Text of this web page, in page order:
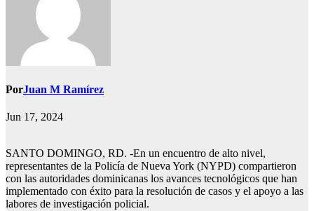
PorJuan M Ramírez
Jun 17, 2024
SANTO DOMINGO, RD. -En un encuentro de alto nivel,
representantes de la Policía de Nueva York (NYPD) compartieron
con las autoridades dominicanas los avances tecnológicos que han
implementado con éxito para la resolución de casos y el apoyo a las
labores de investigación policial.